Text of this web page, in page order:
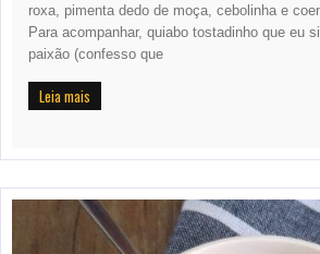
roxa, pimenta dedo de moça, cebolinha e
Para acompanhar, quiabo tostadinho que eu
paixão (confesso que
Leia mais